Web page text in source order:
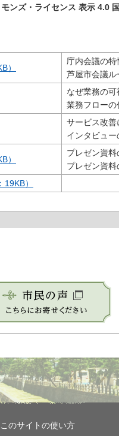
ンズ・ライセンス 表示 4.0
）
庁内会議の
芦屋市会議ル
なぜ業務の
業務フローの
サービス改
インタビュ
）
プレゼン資
プレゼン資
）
このサイトの使い方